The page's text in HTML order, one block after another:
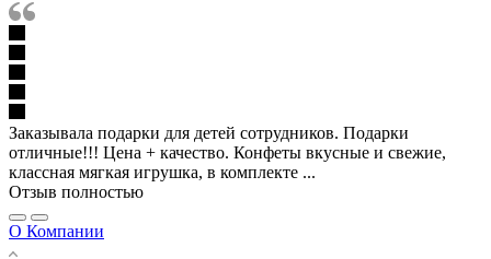
Заказывала подарки для детей сотрудников. Подарки
отличные!!! Цена + качество. Конфеты вкусные и свежие,
классная мягкая игрушка, в комплекте ...
Отзыв полностью
О Компании